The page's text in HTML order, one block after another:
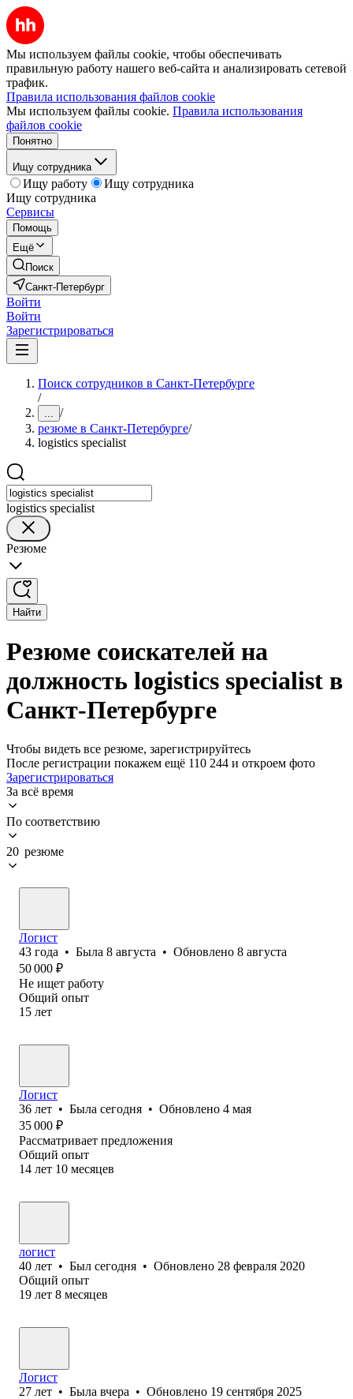
Мы используем файлы cookie, чтобы обеспечивать
правильную работу нашего веб-сайта и анализировать сетевой
трафик.
Правила использования файлов cookie
Мы используем файлы cookie. Правила использования
файлов cookie
Понятно
Ищу сотрудника
Ищу работу
Ищу сотрудника
Ищу сотрудника
Сервисы
Помощь
Ещё
Поиск
Санкт-Петербург
Войти
Войти
Зарегистрироваться
Поиск сотрудников в Санкт-Петербурге
/
... /
резюме в Санкт-Петербурге/
logistics specialist
logistics specialist
Резюме
Найти
Резюме соискателей на
должность logistics specialist в
Санкт-Петербурге
Чтобы видеть все резюме, зарегистрируйтесь
После регистрации покажем ещё 110 244 и откроем фото
Зарегистрироваться
За всё время
По соответствию
20 резюме
Логист
43 года • Была 8 августа • Обновлено 8 августа
50 000 ₽
Не ищет работу
Общий опыт
15 лет
Логист
36 лет • Была сегодня • Обновлено 4 мая
35 000 ₽
Рассматривает предложения
Общий опыт
14 лет 10 месяцев
логист
40 лет • Был сегодня • Обновлено 28 февраля 2020
Общий опыт
19 лет 8 месяцев
Логист
27 лет • Была вчера • Обновлено 19 сентября 2025